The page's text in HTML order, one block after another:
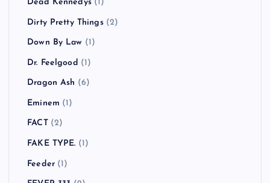
Dead Kennedys(1)
Dirty Pretty Things(2)
Down By Law (1)
Dr. Feelgood (1)
Dragon Ash (6)
Eminem (1)
FACT(2)
FAKE TYPE. (1)
Feeder(1)